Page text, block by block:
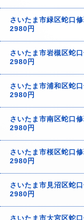
さいたま市緑区蛇口
2980円
さいたま市岩槻区蛇
2980円
さいたま市浦和区蛇
2980円
さいたま市南区蛇口
2980円
さいたま市桜区蛇口
2980円
さいたま市見沼区蛇
2980円
さいたま市大宮区蛇